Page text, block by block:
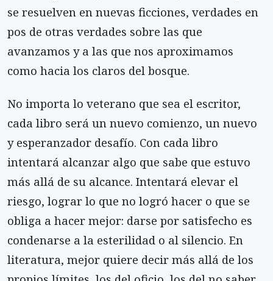
se resuelven en nuevas ficciones, verdades en
pos de otras verdades sobre las que
avanzamos y a las que nos aproximamos
como hacia los claros del bosque.
No importa lo veterano que sea el escritor,
cada libro será un nuevo comienzo, un nuevo
y esperanzador desafío. Con cada libro
intentará alcanzar algo que sabe que estuvo
más allá de su alcance. Intentará elevar el
riesgo, lograr lo que no logró hacer o que se
obliga a hacer mejor: darse por satisfecho es
condenarse a la esterilidad o al silencio. En
literatura, mejor quiere decir más allá de los